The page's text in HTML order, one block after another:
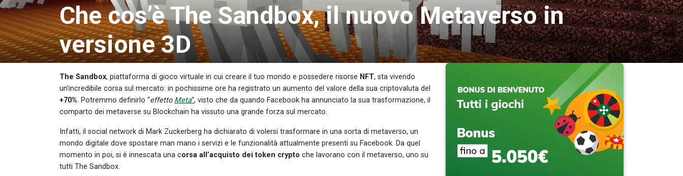
Che cos’è The Sandbox, il nuovo Metaverso in
versione 3D
The Sandbox, piattaforma di gioco virtuale in cui creare il tuo mondo e possedere risorse NFT, sta vivendo
un’incredibile corsa sul mercato: in pochissime ore ha registrato un aumento del valore della sua criptovaluta del
+70%. Potremmo definirlo “effetto Meta“, visto che da quando Facebook ha annunciato la sua trasformazione, il
comparto dei metaverse su Blockchain ha vissuto una grande forza sul mercato.
Infatti, il social network di Mark Zuckerberg ha dichiarato di volersi trasformare in una sorta di metaverso, un
mondo digitale dove spostare man mano i servizi e le funzionalità attualmente presenti su Facebook. Da quel
momento in poi, si è innescata una corsa all’acquisto dei token crypto che lavorano con il metaverso, uno su
tutti The Sandbox.